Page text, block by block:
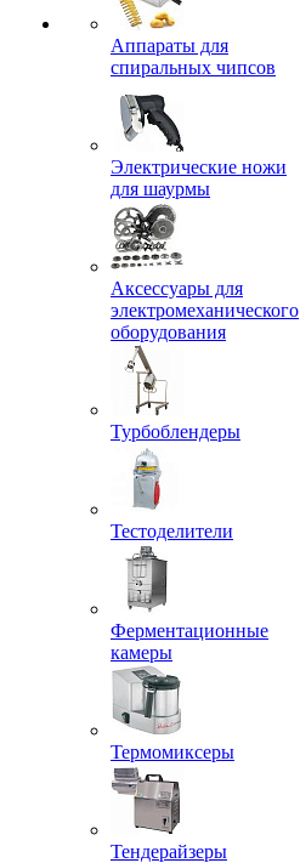
Аппараты для
спиральных чипсов
Электрические ножи
для шаурмы
Аксессуары для
электромеханического
оборудования
Турбоблендеры
Тестоделители
Ферментационные
камеры
Термомиксеры
Тендерайзеры